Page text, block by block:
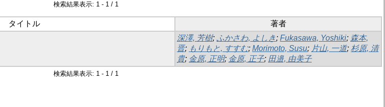
検索結果表示: 1 - 1 / 1
タイトル 著者
深澤, 芳樹; ふかさわ, よしき; Fukasawa, Yoshiki; 森本,
晋; もりもと, すすむ; Morimoto, Susu; 片山, 一道; 杉原, 清
貴; 金原, 正明; 金原, 正子; 田邉, 由美子
検索結果表示: 1 - 1 / 1